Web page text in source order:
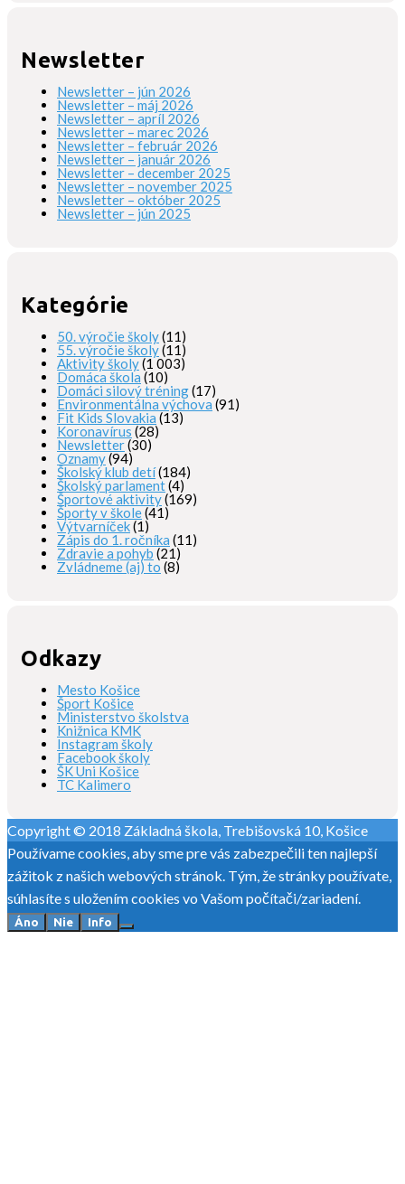
Newsletter
Newsletter – jún 2026
Newsletter – máj 2026
Newsletter – apríl 2026
Newsletter – marec 2026
Newsletter – február 2026
Newsletter – január 2026
Newsletter – december 2025
Newsletter – november 2025
Newsletter – október 2025
Newsletter – jún 2025
Kategórie
50. výročie školy(11)
55. výročie školy(11)
Aktivity školy(1 003)
Domáca škola (10)
Domáci silový tréning(17)
Environmentálna výchova (91)
Fit Kids Slovakia (13)
Koronavírus (28)
Newsletter(30)
Oznamy(94)
Školský klub detí(184)
Školský parlament(4)
Športové aktivity(169)
Športy v škole(41)
Výtvarníček(1)
Zápis do 1. ročníka (11)
Zdravie a pohyb (21)
Zvládneme (aj) to (8)
Odkazy
Mesto Košice
Šport Košice
Ministerstvo školstva
Knižnica KMK
Instagram školy
Facebook školy
ŠK Uni Košice
TC Kalimero
Copyright © 2018 Základná škola, Trebišovská 10, Košice
Používame cookies, aby sme pre vás zabezpečili ten najlepší
zážitok z našich webových stránok. Tým, že stránky používate,
súhlasíte s uložením cookies vo Vašom počítači/zariadení.
Áno Nie Info